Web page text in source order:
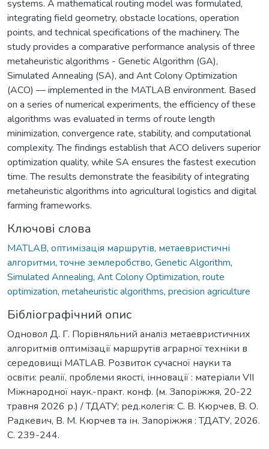
systems. A mathematical routing model was formulated,
integrating field geometry, obstacle locations, operation
points, and technical specifications of the machinery. The
study provides a comparative performance analysis of three
metaheuristic algorithms - Genetic Algorithm (GA),
Simulated Annealing (SA), and Ant Colony Optimization
(ACO) — implemented in the MATLAB environment. Based
on a series of numerical experiments, the efficiency of these
algorithms was evaluated in terms of route length
minimization, convergence rate, stability, and computational
complexity. The findings establish that ACO delivers superior
optimization quality, while SA ensures the fastest execution
time. The results demonstrate the feasibility of integrating
metaheuristic algorithms into agricultural logistics and digital
farming frameworks.
Ключові слова
MATLAB, оптимізація маршрутів, метаевристичні
алгоритми, точне землеробство, Genetic Algorithm,
Simulated Annealing, Ant Colony Optimization, route
optimization, metaheuristic algorithms, precision agriculture
Бібліографічний опис
Одновол Д. Г. Порівняльний аналіз метаевристичних
алгоритмів оптимізації маршрутів аграрної техніки в
середовищі MATLAB. Розвиток сучасної науки та
освіти: реалії, проблеми якості, інновації : матеріали VІІ
Міжнародної наук.-практ. конф. (м. Запоріжжя, 20-22
травня 2026 р.) / ТДАТУ; ред.колегія: С. В. Кюрчев, В. О.
Радкевич, В. М. Кюрчев та ін. Запоріжжя : ТДАТУ, 2026.
С. 239-244.